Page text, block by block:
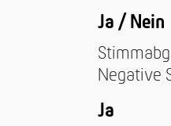
Ja / Nein
Negative
Ja